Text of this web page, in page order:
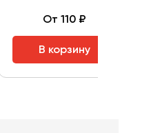
От 110 ₽
В корзину